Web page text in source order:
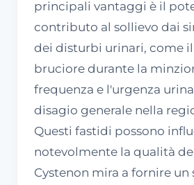
principali vantaggi è il
contributo al sollievo dai
dei disturbi urinari, come
bruciore durante la
frequenza e l'urgenza
disagio generale nella
Questi fastidi possono
notevolmente la qualità
Cystenon mira a fornire